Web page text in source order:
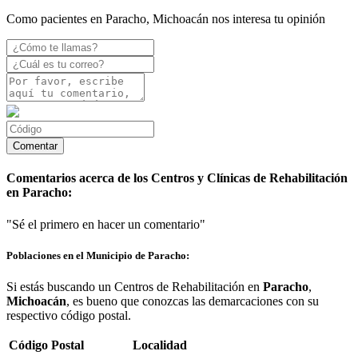
Como pacientes en Paracho, Michoacán nos interesa tu opinión
Comentarios acerca de los Centros y Clínicas de Rehabilitación
en Paracho:
"Sé el primero en hacer un comentario"
Poblaciones en el Municipio de Paracho:
Si estás buscando un Centros de Rehabilitación en Paracho,
Michoacán, es bueno que conozcas las demarcaciones con su
respectivo código postal.
Código Postal
Localidad